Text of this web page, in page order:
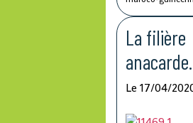
Covid-19
(BPMG), une
Groupe Banque
a fait don de 500
de francs
à la Covid-19 et de
La filière
anacarde
affectée
Covid-19
Le 17/04/